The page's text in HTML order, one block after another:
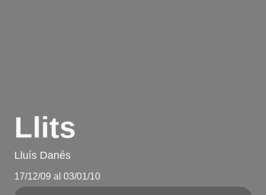
Llits
Lluís Danés
17/12/09 al 03/01/10